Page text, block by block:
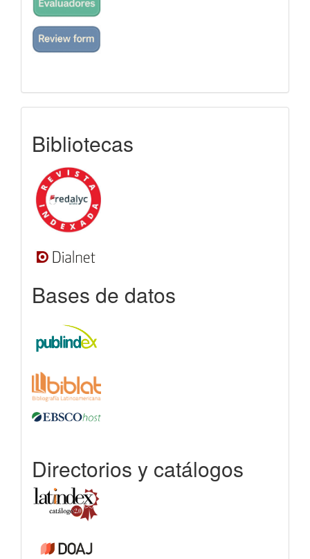
Bibliotecas
Bases de datos
Directorios y catálogos